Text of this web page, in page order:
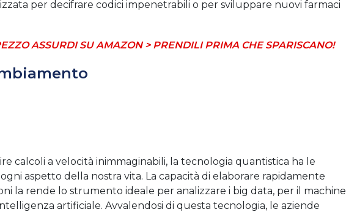
per decifrare codici impenetrabili o per sviluppare nuovi farmaci
ASSURDI SU AMAZON > PRENDILI PRIMA CHE SPARISCANO!
calcoli a velocità inimmaginabili, la tecnologia quantistica ha le
aspetto della nostra vita. La capacità di elaborare rapidamente
la rende lo strumento ideale per analizzare i big data, per il machine
artificiale. Avvalendosi di questa tecnologia, le aziende